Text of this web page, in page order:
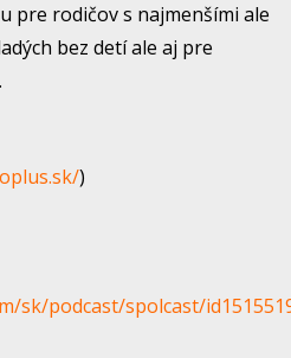
pre rodičov s najmenšími ale
bez detí ale aj pre
)
sk/podcast/spolcast/